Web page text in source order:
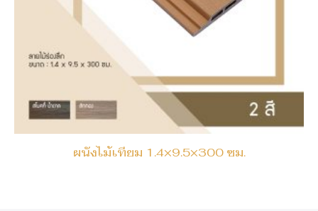
ผนังไม้เทียม 1.4×9.5×300 ซม.